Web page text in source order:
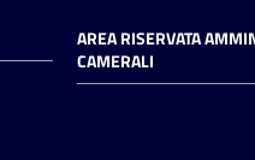
AREA RISERVATA
CAMERALI